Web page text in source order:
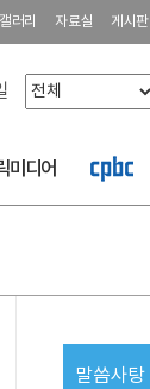
갤러리 자료실 게시판
미디어
말씀사탕